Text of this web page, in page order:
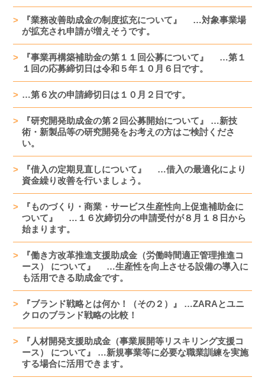
『業務改善助成金の制度拡充について』 …対象事業場
が拡充され申請が増えそうです。
『事業再構築補助金の第１１回公募について』 …第１
１回の応募締切日は令和５年１０月６日です。
…第６次の申請締切日は１０月２日です。
『研究開発助成金の第２回公募開始について』 …新技
術・新製品等の研究開発をお考えの方はご検討くださ
い。
『借入の定期見直しについて』 …借入の最適化により
資金繰り改善を行いましょう。
『ものづくり・商業・サービス生産性向上促進補助金に
ついて』 …１６次締切分の申請受付が８月１８日から
始まります。
『働き方改革推進支援助成金（労働時間適正管理推進コ
ース） について』 …生産性を向上させる設備の導入に
も活用できる助成金です。
『ブランド戦略とは何か！（その２）』 …ZARAとユニ
クロのブランド戦略の比較！
『人材開発支援助成金（事業展開等リスキリング支援コ
ース） について』 …新規事業等に必要な職業訓練を実施
する場合に活用できます。